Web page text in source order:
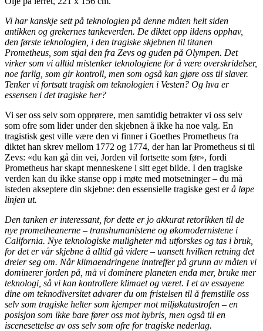
Vi har kanskje sett på teknologien på denne måten helt siden
antikken og grekernes tankeverden. De diktet opp ildens opphav,
den første teknologien, i den tragiske skjebnen til titanen
Prometheus, som stjal den fra Zevs og guden på Olympen. Det
virker som vi alltid mistenker teknologiene for å være overskridelser,
noe farlig, som gir kontroll, men som også kan gjøre oss til slaver.
Tenker vi fortsatt tragisk om teknologien i Vesten? Og hva er
essensen i det tragiske her?
Vi ser oss selv som opprørere, men samtidig betrakter vi oss selv
som ofre som lider under den skjebnen å ikke ha noe valg. En
tragistisk gest ville være den vi finner i Goethes Prometheus fra
diktet han skrev mellom 1772 og 1774, der han lar Prometheus si til
Zevs: «du kan gå din vei, Jorden vil fortsette som før», fordi
Prometheus har skapt menneskene i sitt eget bilde. I den tragiske
verden kan du ikke stanse opp i møte med motsetninger – du må
isteden akseptere din skjebne: den essensielle tragiske gest erå løpe
linjen ut.
Den tanken er interessant, for dette er jo akkurat retorikken til de
nye prometheanerne – transhumanistene og økomodernistene i
California. Nye teknologiske muligheter må utforskes og tas i bruk,
for det er vår skjebne å alltid gå videre – uansett hvilken retning det
dreier seg om. Når klimaendringene inntreffer på grunn av måten vi
dominerer jorden på, må vi dominere planeten enda mer, bruke mer
teknologi, så vi kan kontrollere klimaet og været. I et av essayene
dine om teknodiversitet advarer du om fristelsen til å fremstille oss
selv som tragiske helter som kjemper mot miljøkatastrofen – en
posisjon som ikke bare fører oss mot hybris, men også til en
iscenesettelse av oss selv som ofre for tragiske nederlag.